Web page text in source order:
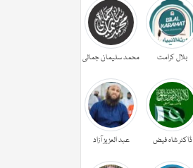
بلال کرامت محمد سلیمان جمالی
ڈاکٹر شاہ فیض عبد العزیز آزاد